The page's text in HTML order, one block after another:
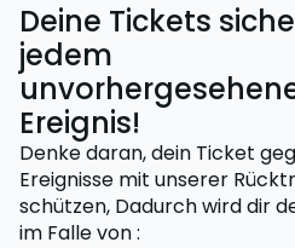
Deine Tickets
jedem
Ereignis!
Denke daran, dein Ticket
Ereignisse mit unserer
schützen, Dadurch wird dir
im Falle von: